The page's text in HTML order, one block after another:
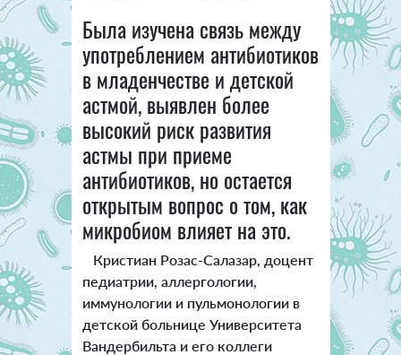
Была изучена связь между
употреблением антибиотиков
в младенчестве и детской
астмой, выявлен более
высокий риск развития
астмы при приеме
антибиотиков, но остается
открытым вопрос о том, как
микробиом влияет на это.
Кристиан Розас-Салазар, доцент
педиатрии, аллергологии,
иммунологии и пульмонологии в
детской больнице Университета
Вандербильта и его коллеги